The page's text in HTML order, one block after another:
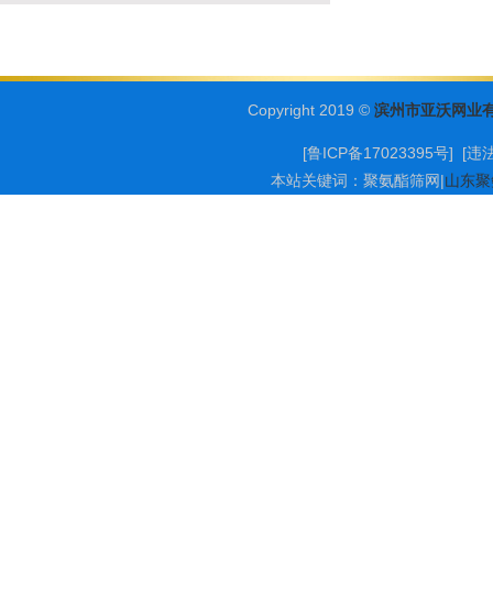
Copyright 2019 © 滨州市亚沃网业
[鲁ICP备17023395号] [违
本站关键词： 聚氨酯筛网|山东